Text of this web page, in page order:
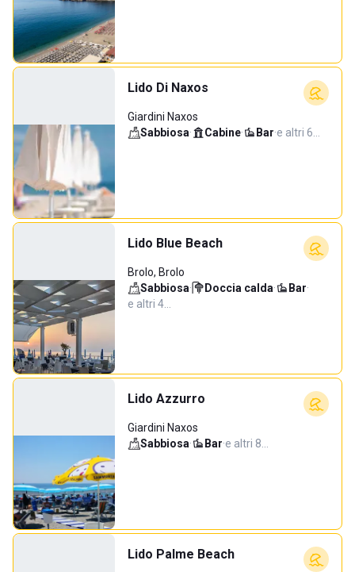
Lido Di Naxos
Giardini Naxos
Sabbiosa· Cabine· Bar·e altri 6…
Lido Blue Beach
Brolo, Brolo
Sabbiosa· Doccia calda· Bar·
e altri 4…
Lido Azzurro
Giardini Naxos
Sabbiosa· Bar·e altri 8…
Lido Palme Beach